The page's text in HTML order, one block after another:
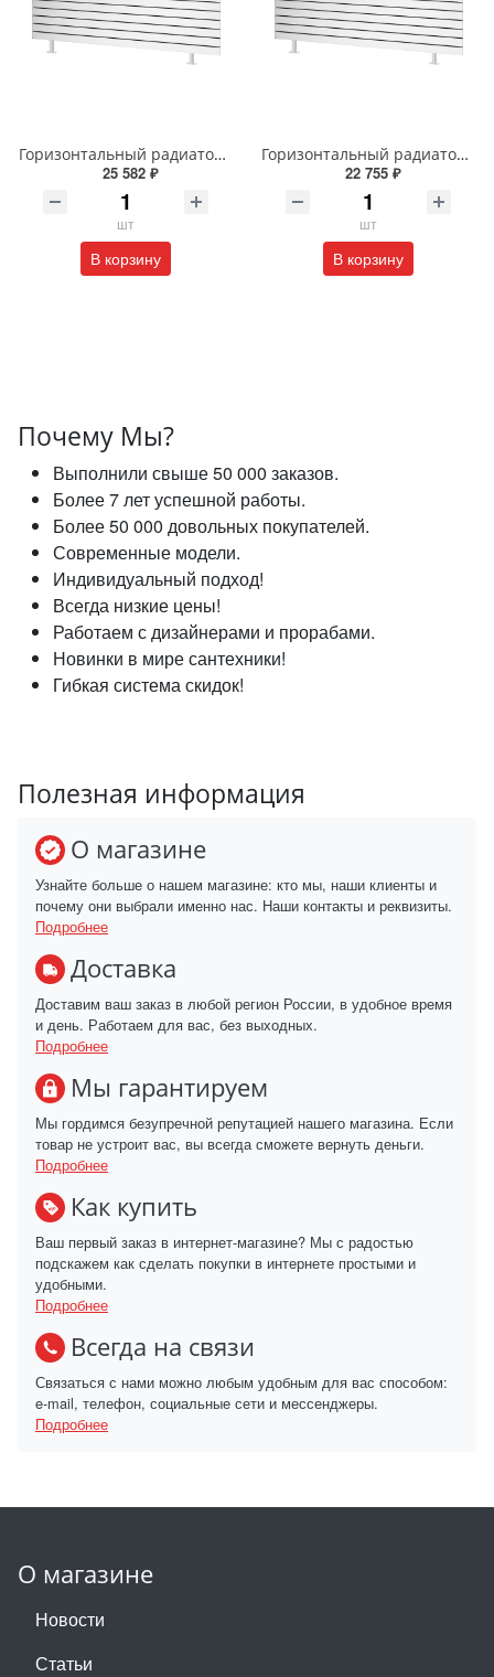
Горизонтальный радиатор с боковым подключением напольный Arbiola Gorizont Liner HZ 91505 50 х 48 см белый
25 582 ₽
шт
В корзину
Горизонтальный радиатор с боковым подключением напольный Arbiola Gorizont Liner HZ 91544 125 х 28 см белый
22 755 ₽
шт
В корзину
Почему Мы?
Выполнили свыше 50 000 заказов.
Более 7 лет успешной работы.
Более 50 000 довольных покупателей.
Современные модели.
Индивидуальный подход!
Всегда низкие цены!
Работаем с дизайнерами и прорабами.
Новинки в мире сантехники!
Гибкая система скидок!
Полезная информация
О магазине
Узнайте больше о нашем магазине: кто мы, наши клиенты и
почему они выбрали именно нас. Наши контакты и реквизиты.
Подробнее
Доставка
Доставим ваш заказ в любой регион России, в удобное время
и день. Работаем для вас, без выходных.
Подробнее
Мы гарантируем
Мы гордимся безупречной репутацией нашего магазина. Если
товар не устроит вас, вы всегда сможете вернуть деньги.
Подробнее
Как купить
Ваш первый заказ в интернет-магазине? Мы с радостью
подскажем как сделать покупки в интернете простыми и
удобными.
Подробнее
Всегда на связи
Связаться с нами можно любым удобным для вас способом:
e-mail, телефон, социальные сети и мессенджеры.
Подробнее
О магазине
Новости
Статьи